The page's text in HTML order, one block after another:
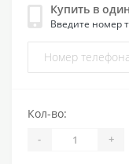
Купить в
Введите номер
Кол-во:
- +